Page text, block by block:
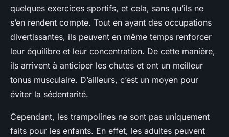
quelques exercices sportifs, et cela, sans qu’ils ne
s’en rendent compte. Tout en ayant des occupations
divertissantes, ils peuvent en même temps renforcer
leur équilibre et leur concentration. De cette manière,
ils arrivent à anticiper les chutes et ont un meilleur
tonus musculaire. D’ailleurs, c’est un moyen pour
éviter la sédentarité.
Cependant, les trampolines ne sont pas uniquement
faits pour les enfants. En effet, les adultes peuvent